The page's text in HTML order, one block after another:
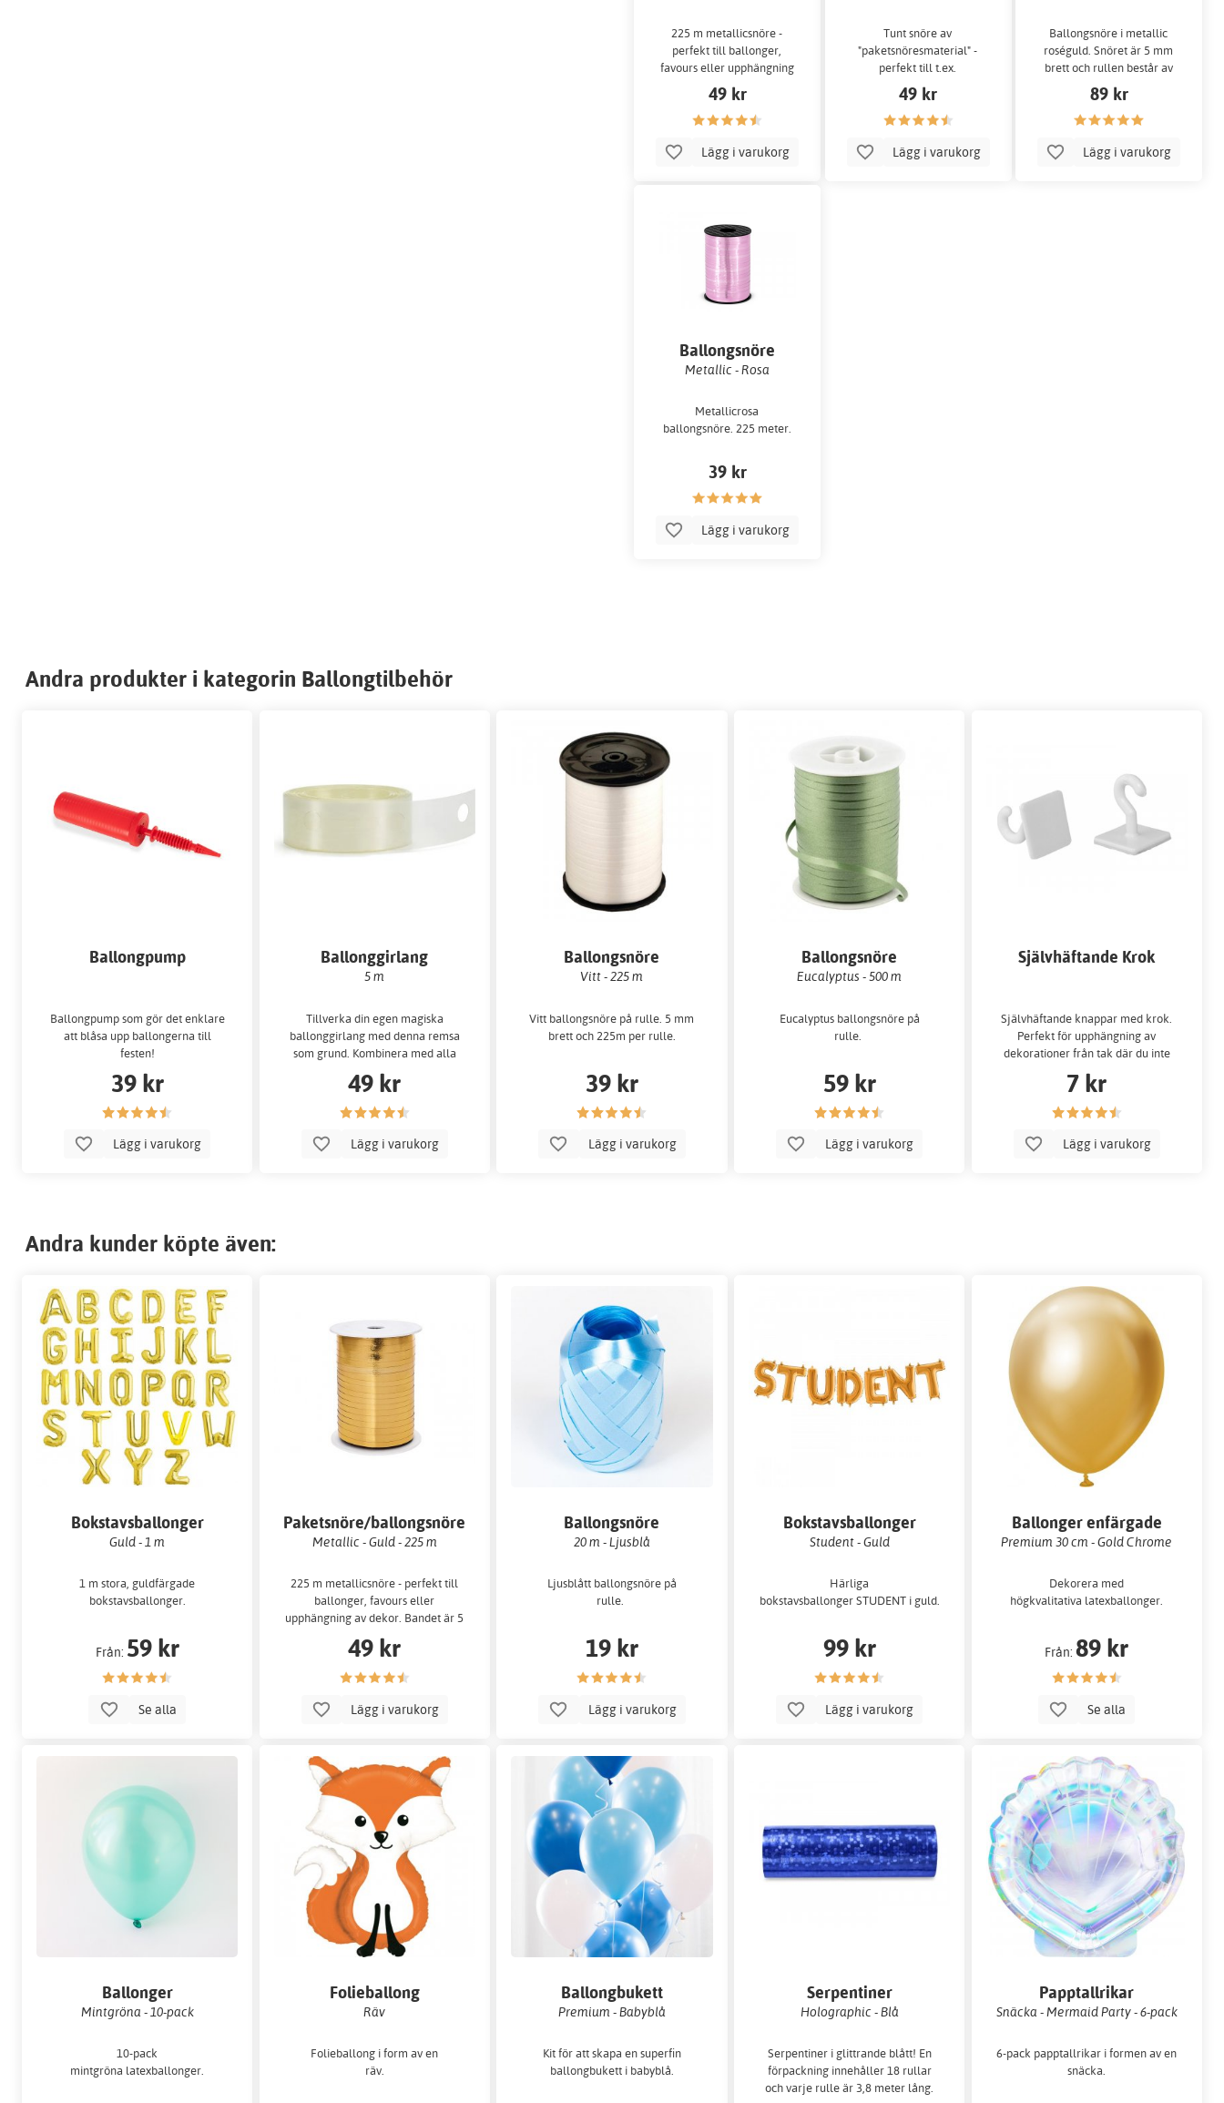
225 m metallicsnöre -
perfekt till ballonger,
favours eller upphängning
av dekor. Bandet är 5 mm
brett.
49 kr
Lägg i varukorg
Tunt snöre av
"paketsnöresmaterial" -
perfekt till t.ex.
ballonsnöre, knyta runt
presentaskar eller för att
fästa dekorationer!
49 kr
Lägg i varukorg
Ballongsnöre i metallic
roséguld. Snöret är 5 mm
brett och rullen består av
500 meter snöre.
89 kr
Lägg i varukorg
Ballongsnöre
Metallic - Rosa
Metallicrosa
ballongsnöre. 225 meter.
39 kr
Lägg i varukorg
Andra produkter i kategorin Ballongtilbehör
Ballongpump
Ballongpump som gör det enklare
att blåsa upp ballongerna till
festen!
39 kr
Lägg i varukorg
Ballonggirlang
5 m
Tillverka din egen magiska
ballonggirlang med denna remsa
som grund. Kombinera med alla
våra ballonger.
49 kr
Lägg i varukorg
Ballongsnöre
Vitt - 225 m
Vitt ballongsnöre på rulle. 5 mm
brett och 225m per rulle.
39 kr
Lägg i varukorg
Ballongsnöre
Eucalyptus - 500 m
Eucalyptus ballongsnöre på
rulle.
59 kr
Lägg i varukorg
Självhäftande Krok
Självhäftande knappar med krok.
Perfekt för upphängning av
dekorationer från tak där du inte
vill sp...
7 kr
Lägg i varukorg
Andra kunder köpte även:
Bokstavsballonger
Guld - 1 m
1 m stora, guldfärgade
bokstavsballonger.
Från: 59 kr
Se alla
Paketsnöre/ballongsnöre
Metallic - Guld - 225 m
225 m metallicsnöre - perfekt till
ballonger, favours eller
upphängning av dekor. Bandet är 5
mm brett.
49 kr
Lägg i varukorg
Ballongsnöre
20 m - Ljusblå
Ljusblått ballongsnöre på
rulle.
19 kr
Lägg i varukorg
Bokstavsballonger
Student - Guld
Härliga
bokstavsballonger STUDENT i guld.
99 kr
Lägg i varukorg
Ballonger enfärgade
Premium 30 cm - Gold Chrome
Dekorera med
högkvalitativa latexballonger.
Från:89 kr
Se alla
Ballonger
Mintgröna - 10-pack
10-pack
mintgröna latexballonger.
Folieballong
Räv
Folieballong i form av en
räv.
Ballongbukett
Premium - Babyblå
Kit för att skapa en superfin
ballongbukett i babyblå.
Serpentiner
Holographic - Blå
Serpentiner i glittrande blått! En
förpackning innehåller 18 rullar
och varje rulle är 3,8 meter lång.
Papptallrikar
Snäcka - Mermaid Party - 6-pack
6-pack papptallrikar i formen av en
snäcka.